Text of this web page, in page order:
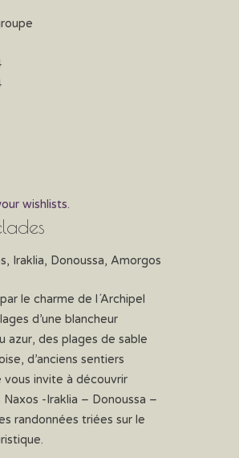
wishlists.
Iraklia, Donoussa, Amorgos
le charme de l´Archipel
d’une blancheur
azur, des plages de sable
d’anciens sentiers
vous invite à découvrir
Naxos -Iraklia – Donoussa –
randonnées triées sur le